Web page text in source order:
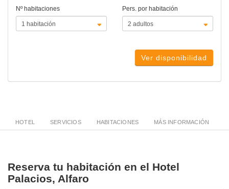
Nº habitaciones Pers. por habitación
Ver disponibilidad
HOTEL SERVICIOS HABITACIONES MÁS INFORMACIÓN
Reserva tu habitación en el Hotel
Palacios, Alfaro